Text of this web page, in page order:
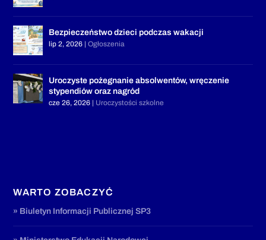
Bezpieczeństwo dzieci podczas wakacji
lip 2, 2026 |Ogłoszenia
Uroczyste pożegnanie absolwentów, wręczenie
stypendiów oraz nagród
cze 26, 2026 | Uroczystości szkolne
WARTO ZOBACZYĆ
» Biuletyn Informacji Publicznej SP3